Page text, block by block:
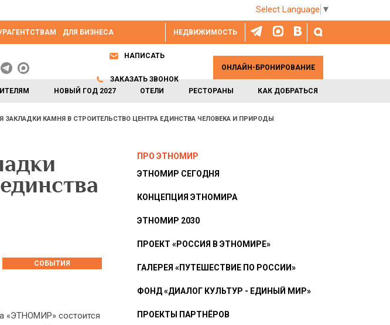
Select Language ▼
НЕДВИЖИМОСТЬ
ДЛЯ БИЗНЕСА
НОВЫЙ ГОД 2027 ОТЕЛИ РЕСТОРАНЫ КАК ДОБРАТЬСЯ
НАПИСАТЬ
ЗАКАЗАТЬ ЗВОНОК
ОНЛАЙН-БРОНИРОВАНИЕ
ЗАКЛАДКИ КАМНЯ В СТРОИТЕЛЬСТВО ЦЕНТРА ЕДИНСТВА ЧЕЛОВЕКА И ПРИРОДЫ
СОБЫТИЯ
«ЭТНОМИР» состоится
ПРО ЭТНОМИР
ЭТНОМИР СЕГОДНЯ
КОНЦЕПЦИЯ ЭТНОМИРА
ЭТНОМИР 2030
ПРОЕКТ «РОССИЯ В ЭТНОМИРЕ»
ГАЛЕРЕЯ «ПУТЕШЕСТВИЕ ПО РОССИИ»
ФОНД «ДИАЛОГ КУЛЬТУР - ЕДИНЫЙ МИР»
ПРОЕКТЫ ПАРТНЁРОВ